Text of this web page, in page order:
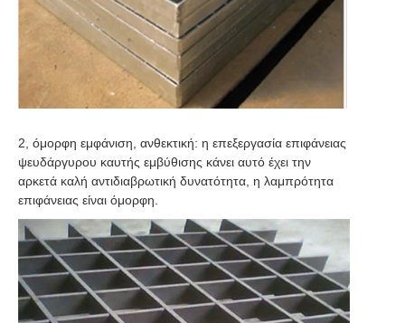
2, όμορφη εμφάνιση, ανθεκτική: η επεξεργασία επιφάνειας
ψευδάργυρου καυτής εμβύθισης κάνει αυτό έχει την
αρκετά καλή αντιδιαβρωτική δυνατότητα, η λαμπρότητα
επιφάνειας είναι όμορφη.